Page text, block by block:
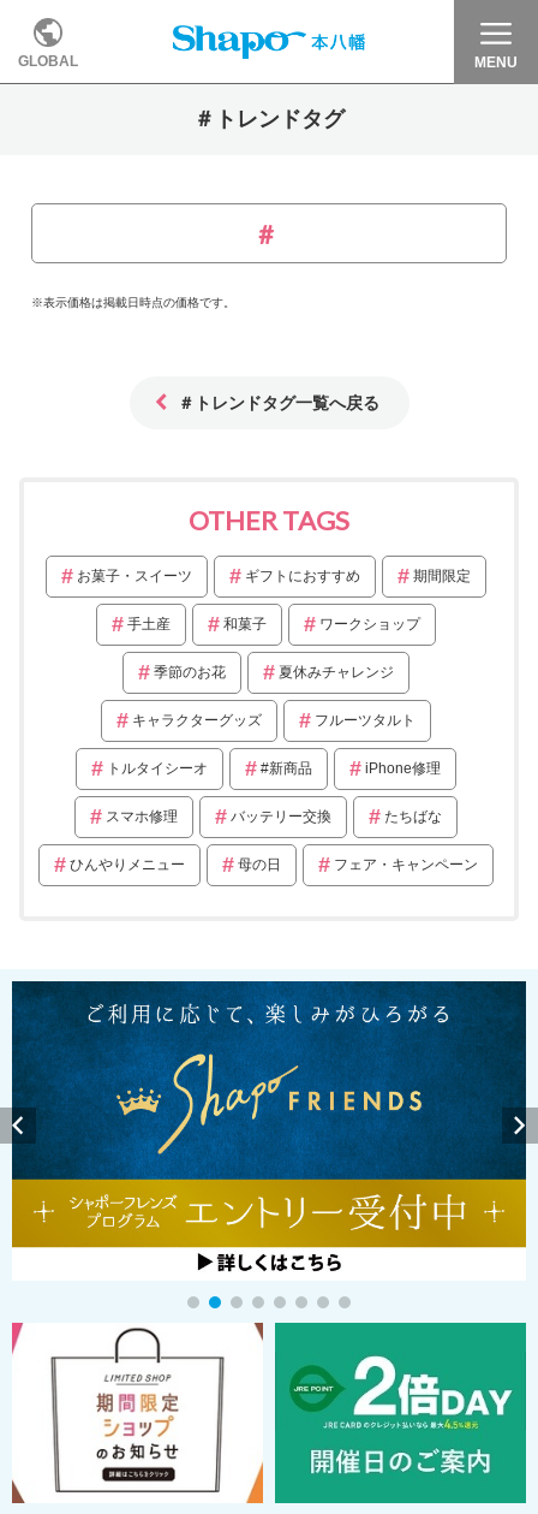
GLOBAL MENU
＃トレンドタグ
※表示価格は掲載日時点の価格です。
＃トレンドタグ一覧へ戻る
OTHER TAGS
お菓子・スイーツ ギフトにおすすめ 期間限定
手土産 和菓子 ワークショップ
季節のお花 夏休みチャレンジ
キャラクターグッズ フルーツタルト
トルタイシーオ #新商品 iPhone修理
スマホ修理 バッテリー交換 たちばな
ひんやりメニュー 母の日 フェア・キャンペーン